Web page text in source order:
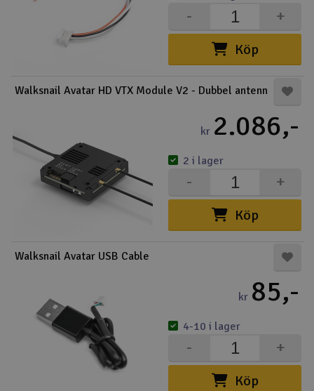
Köp
+
-
Walksnail Avatar HD VTX Module V2 - Dubbel antenn
kr 2.086,-
Köp
+
-
2 i lager
Walksnail Avatar USB Cable
kr 85,-
Köp
+
-
4-10 i lager